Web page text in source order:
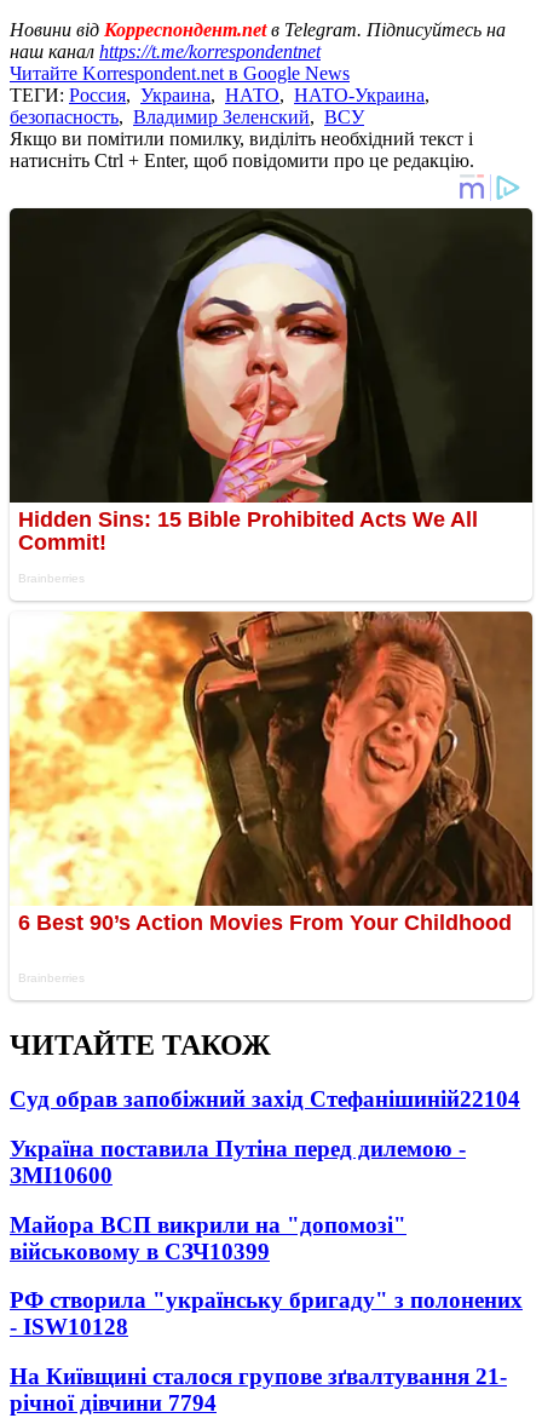
Новини від Корреспондент.netв Telegram. Підписуйтесь на
наш канал https://t.me/korrespondentnet
Читайте Korrespondent.net в Google News
ТЕГИ: Россия, Украина, НАТО, НАТО-Украина,
безопасность, Владимир Зеленский, ВСУ
Якщо ви помітили помилку, виділіть необхідний текст і
натисніть Ctrl + Enter, щоб повідомити про це редакцію.
ЧИТАЙТЕ ТАКОЖ
Суд обрав запобіжний захід Стефанішиній22104
Україна поставила Путіна перед дилемою -
ЗМІ10600
Майора ВСП викрили на "допомозі"
військовому в СЗЧ10399
РФ створила "українську бригаду" з полонених
- ISW10128
На Київщині сталося групове зґвалтування 21-
річної дівчини 7794